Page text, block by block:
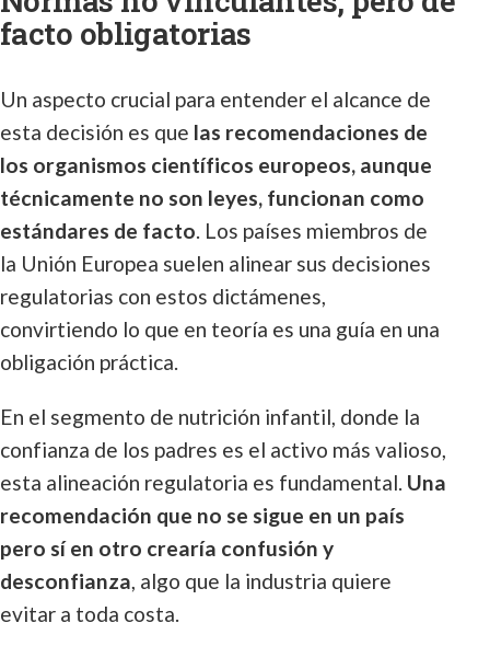
facto obligatorias
Un aspecto crucial para entender el alcance de
esta decisión es que las recomendaciones de
los organismos científicos europeos, aunque
técnicamente no son leyes, funcionan como
estándares de facto. Los países miembros de
la Unión Europea suelen alinear sus decisiones
regulatorias con estos dictámenes,
convirtiendo lo que en teoría es una guía en una
obligación práctica.
En el segmento de nutrición infantil, donde la
confianza de los padres es el activo más valioso,
esta alineación regulatoria es fundamental. Una
recomendación que no se sigue en un país
pero sí en otro crearía confusión y
desconfianza, algo que la industria quiere
evitar a toda costa.